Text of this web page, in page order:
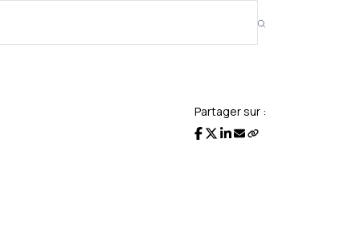
Partager sur :